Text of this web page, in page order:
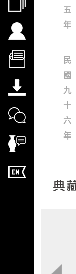
五
年
民
國
九
十
六
年
典